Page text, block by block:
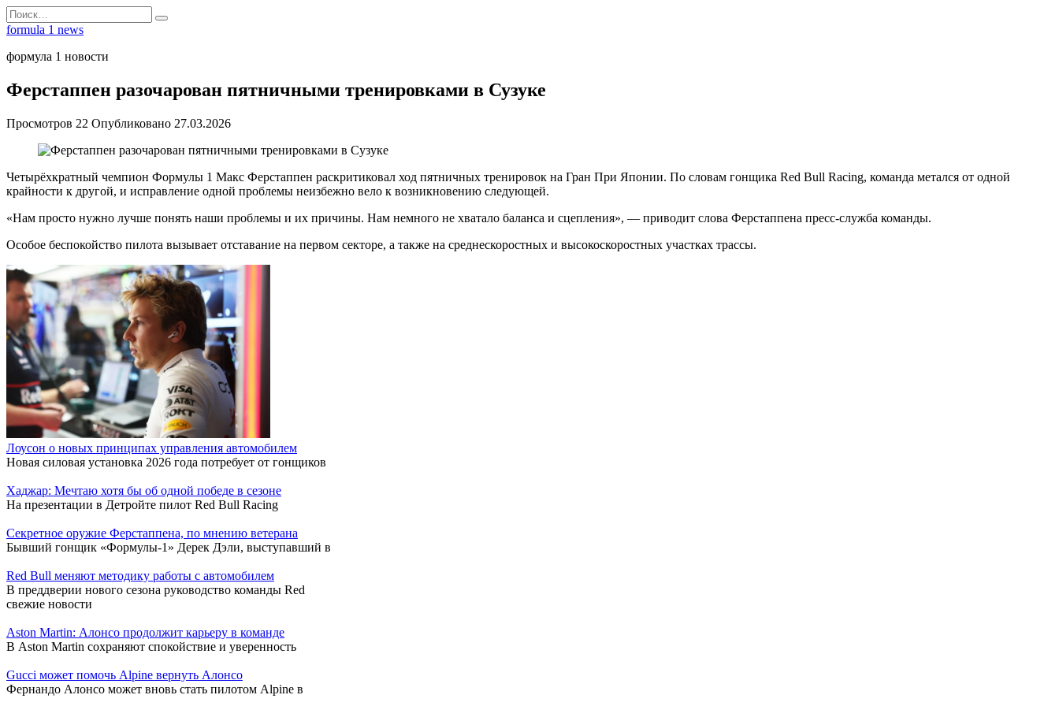
Перейти
к
Search
for:
formula 1 news
формула 1 новости
Ферстаппен разочарован пятничными тренировками в Сузуке
Просмотров 22 Опубликовано 27.03.2026
Четырёхкратный чемпион Формулы 1 Макс Ферстаппен раскритиковал ход пятничных тренировок на Гран При Японии. По словам гонщика Red Bull Racing, команда метался от одной
крайности к другой, и исправление одной проблемы неизбежно вело к возникновению следующей.
«Нам просто нужно лучше понять наши проблемы и их причины. Нам немного не хватало баланса и сцепления», — приводит слова Ферстаппена пресс-служба команды.
Особое беспокойство пилота вызывает отставание на первом секторе, а также на среднескоростных и высокоскоростных участках трассы.
Лоусон о новых принципах управления автомобилем
Новая силовая установка 2026 года потребует от гонщиков
Хаджар: Мечтаю хотя бы об одной победе в сезоне
На презентации в Детройте пилот Red Bull Racing
Секретное оружие Ферстаппена, по мнению ветерана
Бывший гонщик «Формулы-1» Дерек Дэли, выступавший в
Red Bull меняют методику работы с автомобилем
В преддверии нового сезона руководство команды Red
свежие новости
Aston Martin: Алонсо продолжит карьеру в команде
В Aston Martin сохраняют спокойствие и уверенность
Gucci может помочь Alpine вернуть Алонсо
Фернандо Алонсо может вновь стать пилотом Alpine в